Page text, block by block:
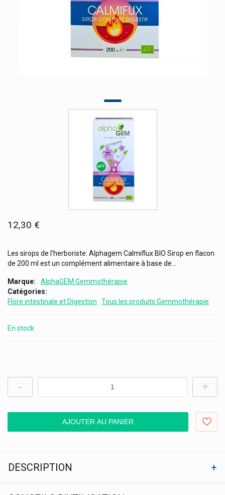
12,30 €
Les sirops de l'herboriste: Alphagem Calmiflux BIO Sirop en flacon
de 200 ml est un complément alimentaire à base de...
Marque
AlphaGEM Gemmothérapie
Catégories
Flore intestinale et Digestion
Tous les produits Gemmothérapie
En stock
- +
AJOUTER AU PANIER
DESCRIPTION